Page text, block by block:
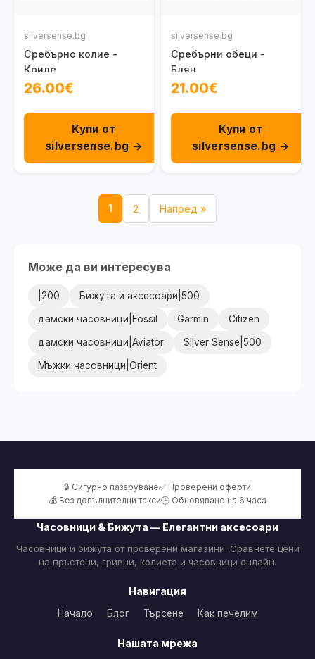
silversense.bg
Сребърно колие -
Криле
26.00€
Купи от
silversense.bg →
silversense.bg
Сребърни обеци -
Блян
21.00€
Купи от
silversense.bg →
1 2 Напред »
Може да ви интересува
|200 Бижута и аксесоари|500
дамски часовници|Fossil Garmin Citizen
дамски часовници|Aviator Silver Sense|500
Мъжки часовници|Orient
🔒 Сигурно пазаруване✅ Проверени оферти
💰 Без допълнителни такси🕒 Обновяване на 6 часа
Часовници & Бижута — Елегантни аксесоари
Часовници и бижута от проверени магазини. Сравнете цени
на пръстени, гривни, колиета и часовници онлайн.
Навигация
Начало Блог Търсене Как печелим
Нашата мрежа